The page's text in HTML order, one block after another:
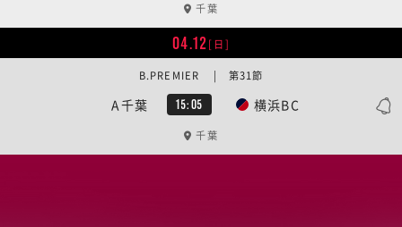
千葉
04.12[日]
A千葉 15:05 横浜BC
B.PREMIER | 第31節
千葉